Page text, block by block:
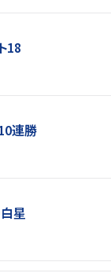
18
連勝
星